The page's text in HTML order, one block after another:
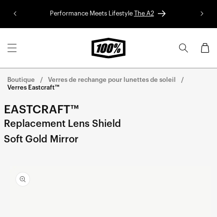
contenu
Performance Meets Lifestyle The A2
Panier
Boutique
Verres de rechange pour lunettes de soleil
Verres Eastcraft™
EASTCRAFT™
Replacement Lens Shield
Soft Gold Mirror
informations
sur le